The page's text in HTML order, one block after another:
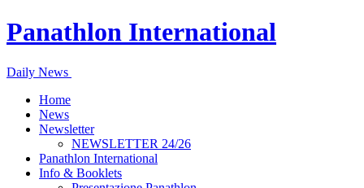
Panathlon International
Daily News
Home
News
Newsletter
NEWSLETTER 24/26
Panathlon International
Info & Booklets